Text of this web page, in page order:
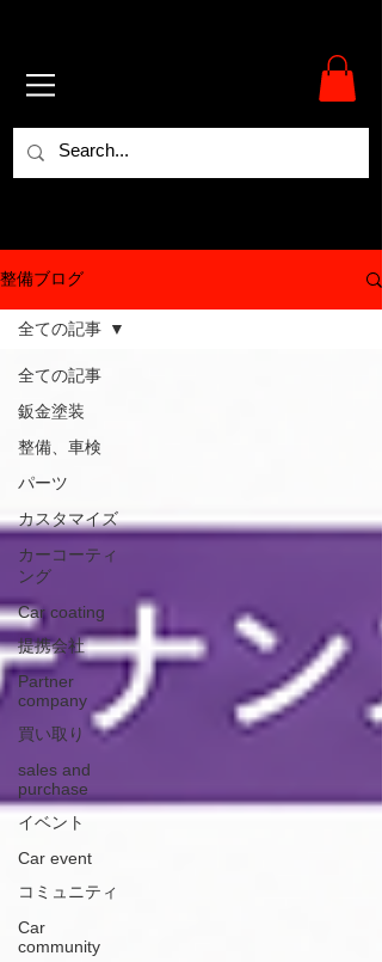
整備ブログ
全ての記事
鈑金塗装
整備、車検
パーツ
カスタマイズ
カーコーティ
ング
Car coating
提携会社
Partner
company
買い取り
sales and
purchase
イベント
Car event
コミュニティ
Car
community
全ての記事